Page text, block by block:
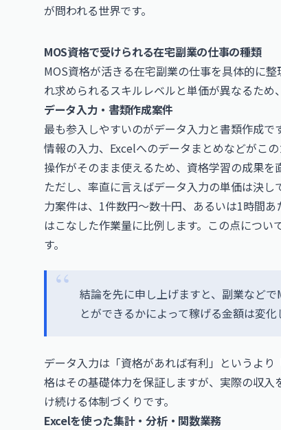
が問われる世界です。
MOS資格で受けられる在宅副業の仕事の種類
MOS資格が活きる在宅副業の仕事を具体的に
れ求められるスキルレベルと単価が異なるため
データ入力・書類作成案件
最も参入しやすいのがデータ入力と書類作成
情報の入力、Excelへのデータまとめなどがこ
操作がそのまま使えるため、資格学習の成果を
ただし、率直に言えばデータ入力の単価は決
力案件は、1件数円〜数十円、あるいは1時間
はこなした作業量に比例します。この点につ
す。
結論を先に申し上げますと、副業など
とができるかによって稼げる金額は変化
データ入力は「資格があれば有利」というよ
格はその基礎体力を保証しますが、実際の収
け続ける体制づくりです。
Excelを使った集計・分析・関数業務